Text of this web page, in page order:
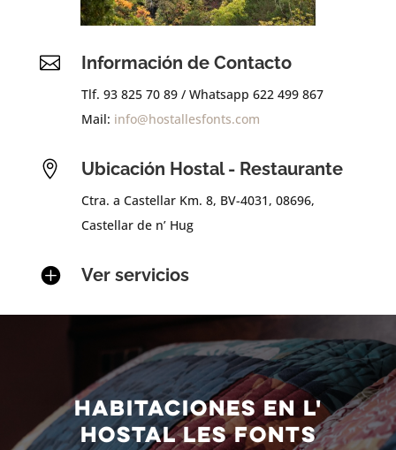
 Información de Contacto
Tlf. 93 825 70 89 / Whatsapp 622 499 867
Mail: info@hostallesfonts.com
 Ubicación Hostal - Restaurante
Ctra. a Castellar Km. 8, BV-4031, 08696,
Castellar de n’ Hug
 Ver servicios
Habitaciones en L'
hostal Les Fonts